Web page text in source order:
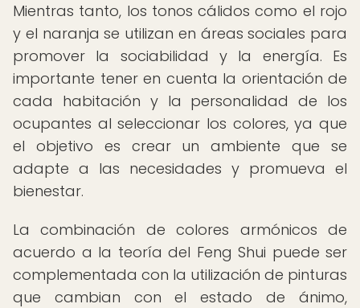
Mientras tanto, los tonos cálidos como el rojo
y el naranja se utilizan en áreas sociales para
promover la sociabilidad y la energía. Es
importante tener en cuenta la orientación de
cada habitación y la personalidad de los
ocupantes al seleccionar los colores, ya que
el objetivo es crear un ambiente que se
adapte a las necesidades y promueva el
bienestar.
La combinación de colores armónicos de
acuerdo a la teoría del Feng Shui puede ser
complementada con la utilización de pinturas
que cambian con el estado de ánimo,